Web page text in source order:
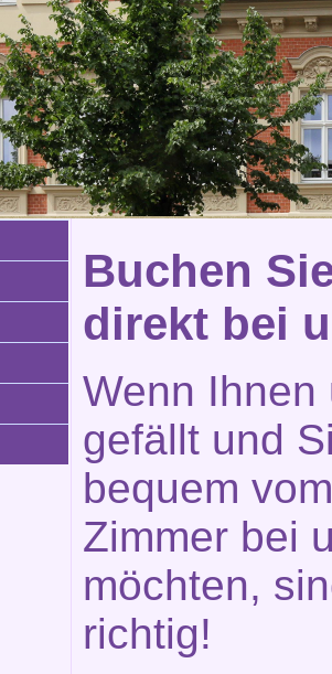
Buchen
direkt bei
Wenn Ihnen
gefällt und
bequem
Zimmer bei
möchten,
richtig!